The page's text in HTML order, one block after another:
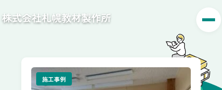
株式会社札幌教材製作所
施工事例